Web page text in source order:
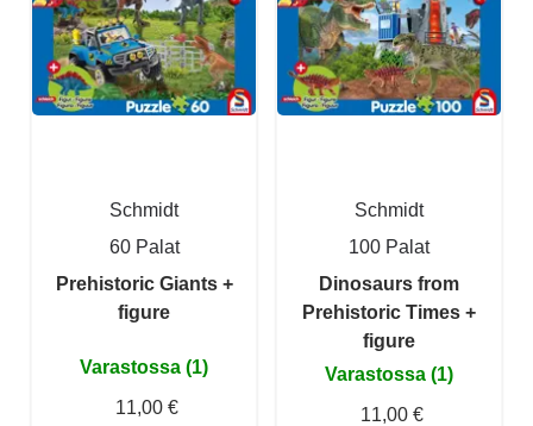
Schmidt
60 Palat
Prehistoric Giants +
figure
Varastossa (1)
11,00 €
Schmidt
100 Palat
Dinosaurs from
Prehistoric Times +
figure
Varastossa (1)
11,00 €